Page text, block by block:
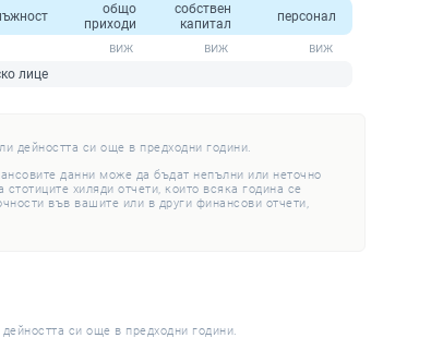
общо
приходи
собствен
капитал
персонал
лице
дейността си още в предходни години.
данни може да бъдат непълни или неточно
хиляди отчети, които всяка година се
във вашите или в други финансови отчети,
си още в предходни години.